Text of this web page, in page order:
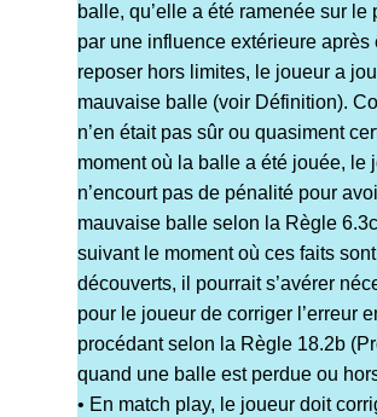
balle, qu’elle a été ramenée sur le
par une influence extérieure après
reposer hors limites, le joueur a
mauvaise balle (voir Définition).
n’en était pas sûr ou quasiment
moment où la balle a été jouée, le
n’encourt pas de pénalité pour
mauvaise balle selon la Règle
suivant le moment où ces faits sont
découverts, il pourrait s’avérer
pour le joueur de corriger l’erreur
procédant selon la Règle 18.2b
quand une balle est perdue ou
• En match play, le joueur doit